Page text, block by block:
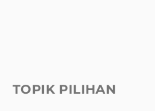
TOPIK PILIHAN